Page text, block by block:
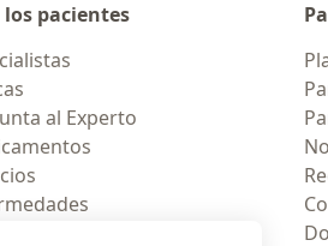
los pacientes
al Experto